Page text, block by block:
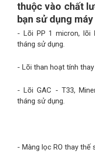
thuộc vào chất
bạn sử dụng máy
- Lõi PP 1 micron, lõi
tháng sử dụng.
- Lõi than hoạt tính
- Lõi GAC - T33,
tháng sử dụng.
- Màng lọc RO thay thế